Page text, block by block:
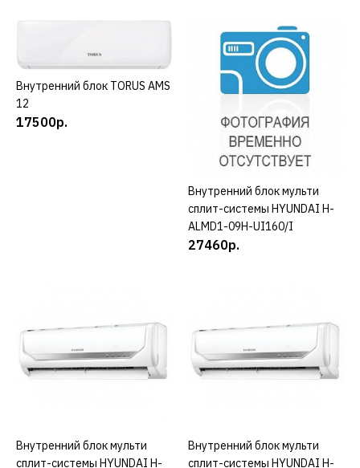
52300р.
КУПИТЬ
Внутренний блок TORUS
AMS 07
ДОБАВИТЬ В ПОЖЕЛАНИЯ
AMS 09
КУПИТЬ
Внутренний блок TORUS AMS
12
17500р.
КУПИТЬ
Внутренний блок мульти
сплит-системы HYUNDAI H-
ALMD1-09H-UI160/I
27460р.
КУПИТЬ
Внутренний блок мульти
сплит-системы HYUNDAI H-
КУПИТЬ
Внутренний блок мульти
сплит-системы HYUNDAI H-